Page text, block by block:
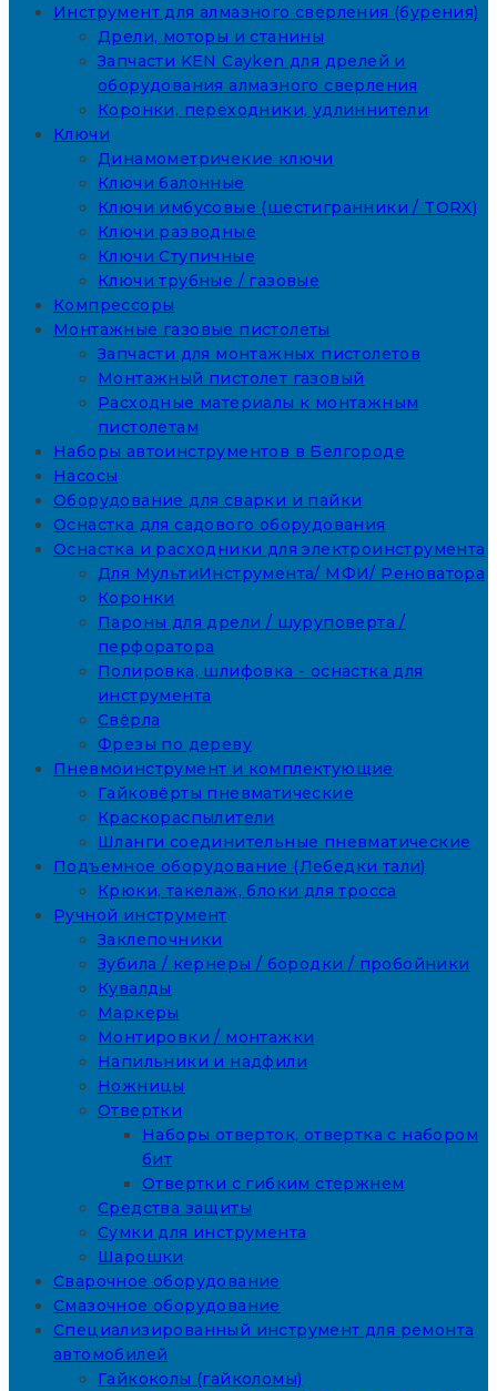
Инструмент для алмазного сверления (бурения)
Дрели, моторы и станины
Запчасти KEN Cayken для дрелей и
оборудования алмазного сверления
Коронки, переходники, удлиннители
Ключи
Динамометричекие ключи
Ключи балонные
Ключи имбусовые (шестигранники / TORX)
Ключи разводные
Ключи Ступичные
Ключи трубные / газовые
Компрессоры
Монтажные газовые пистолеты
Запчасти для монтажных пистолетов
Монтажный пистолет газовый
Расходные материалы к монтажным
пистолетам
Наборы автоинструментов в Белгороде
Насосы
Оборудование для сварки и пайки
Оснастка для садового оборудования
Оснастка и расходники для электроинструмента
Для МультиИнструмента/ МФИ/ Реноватора
Коронки
Пароны для дрели / шуруповерта /
перфоратора
Полировка, шлифовка - оснастка для
инструмента
Свёрла
Фрезы по дереву
Пневмоинструмент и комплектующие
Гайковёрты пневматические
Краскораспылители
Шланги соединительные пневматические
Подъемное оборудование (Лебедки тали)
Крюки, такелаж, блоки для тросса
Ручной инструмент
Заклепочники
Зубила / кернеры / бородки / пробойники
Кувалды
Маркеры
Монтировки / монтажки
Напильники и надфили
Ножницы
Отвертки
Наборы отверток, отвертка с набором
бит
Отвертки с гибким стержнем
Средства защиты
Сумки для инструмента
Шарошки
Сварочное оборудование
Смазочное оборудование
Специализированный инструмент для ремонта
автомобилей
Гайкоколы (гайколомы)